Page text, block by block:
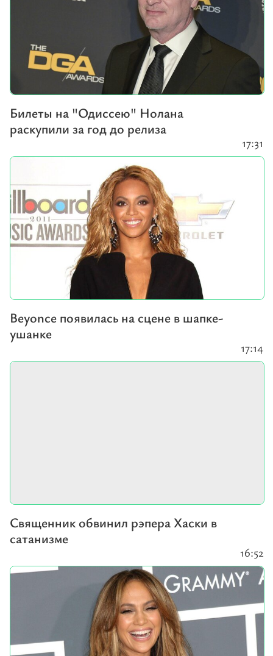
Билеты на "Одиссею" Нолана
раскупили за год до релиза
Beyonce появилась на сцене в шапке-
ушанке
17:31
Священник обвинил рэпера Хаски в
сатанизме
17:14
16:52